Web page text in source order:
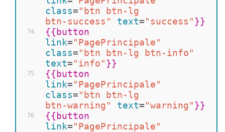
74
75
76
class="btn btn-lg
btn-success"
text="success" }}
{{ button
link="PagePrincipale"
class="btn btn-lg btn-info"
text="info" }}
{{ button
link="PagePrincipale"
class="btn btn-lg
btn-warning"
text="warning" }}
{{ button
link="PagePrincipale"